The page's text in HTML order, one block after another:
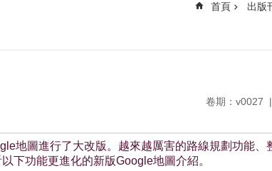
首頁 出版
卷期：v0027
地圖進行了大改版。越來越厲害的路線規劃功能、
下功能更進化的新版Google地圖介紹。